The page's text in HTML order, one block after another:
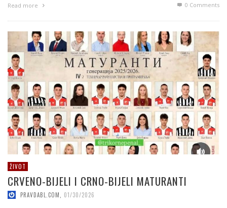
Read more 0 Comments
ŽIVOT
CRVENO-BIJELI I CRNO-BIJELI MATURANTI
PRAVDABL.COM 01/30/2026